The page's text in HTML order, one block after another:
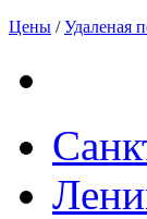
Цены /Удаленая